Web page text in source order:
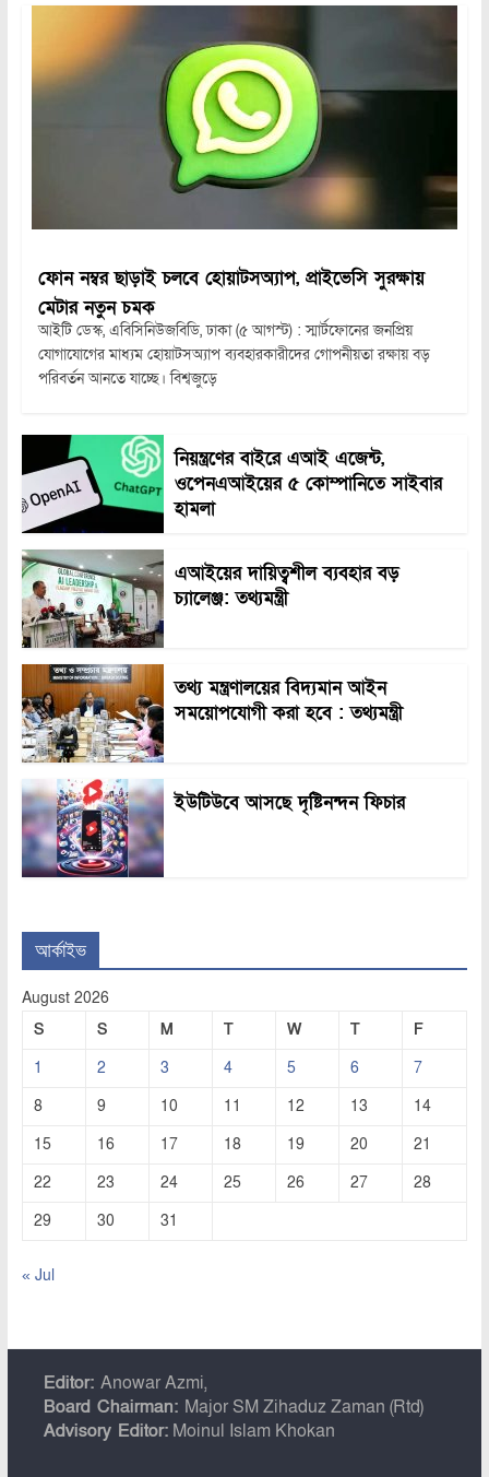
ফোন নম্বর ছাড়াই চলবে হোয়াটসঅ্যাপ, প্রাইভেসি সুরক্ষায়
মেটার নতুন চমক
আইটি ডেস্ক, এবিসিনিউজবিডি, ঢাকা (৫ আগস্ট) : স্মার্টফোনের জনপ্রিয়
যোগাযোগের মাধ্যম হোয়াটসঅ্যাপ ব্যবহারকারীদের গোপনীয়তা রক্ষায় বড়
পরিবর্তন আনতে যাচ্ছে। বিশ্বজুড়ে
নিয়ন্ত্রণের বাইরে এআই এজেন্ট,
ওপেনএআইয়ের ৫ কোম্পানিতে সাইবার
হামলা
এআইয়ের দায়িত্বশীল ব্যবহার বড়
চ্যালেঞ্জ: তথ্যমন্ত্রী
তথ্য মন্ত্রণালয়ের বিদ্যমান আইন
সময়োপযোগী করা হবে : তথ্যমন্ত্রী
ইউটিউবে আসছে দৃষ্টিনন্দন ফিচার
আর্কাইভ
August 2026
S
S M T W T
F
1
2 3 4 5 6
7
8
9 10 11 12 13
14
15
16 17 18 19 20
21
22
23 24 25 26 27
28
29
30 31
« Jul
Editor: Anowar Azmi,
Board Chairman: Major SM Zihaduz Zaman (Rtd)
Advisory Editor:Moinul Islam Khokan